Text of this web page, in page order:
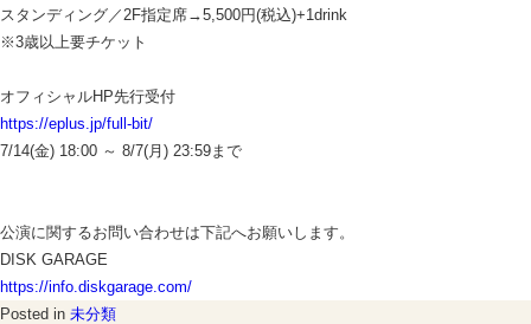
スタンディング／2F指定席→5,500円(税込)+1drink
※3歳以上要チケット
オフィシャルHP先行受付
https://eplus.jp/full-bit/
7/14(金) 18:00 ～ 8/7(月) 23:59まで
公演に関するお問い合わせは下記へお願いします。
DISK GARAGE
https://info.diskgarage.com/
Posted in 未分類